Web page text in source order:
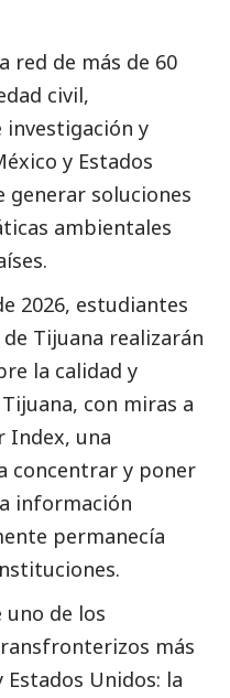
red de más de 60
civil,
investigación y
y Estados
generar soluciones
ambientales
2026, estudiantes
Tijuana realizarán
la calidad y
con miras a
Index, una
concentrar y poner
información
permanecía
de los
más
Unidos: la